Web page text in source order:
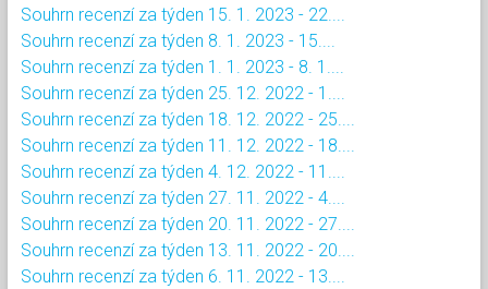
Souhrn recenzí za týden 15. 1. 2023 - 22....
Souhrn recenzí za týden 8. 1. 2023 - 15....
Souhrn recenzí za týden 1. 1. 2023 - 8. 1....
Souhrn recenzí za týden 25. 12. 2022 - 1....
Souhrn recenzí za týden 18. 12. 2022 - 25....
Souhrn recenzí za týden 11. 12. 2022 - 18....
Souhrn recenzí za týden 4. 12. 2022 - 11....
Souhrn recenzí za týden 27. 11. 2022 - 4....
Souhrn recenzí za týden 20. 11. 2022 - 27....
Souhrn recenzí za týden 13. 11. 2022 - 20....
Souhrn recenzí za týden 6. 11. 2022 - 13....